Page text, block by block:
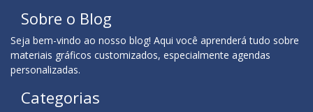
Sobre o Blog
Seja bem-vindo ao nosso blog! Aqui você aprenderá tudo sobre
materiais gráficos customizados, especialmente agendas
personalizadas.
Categorias